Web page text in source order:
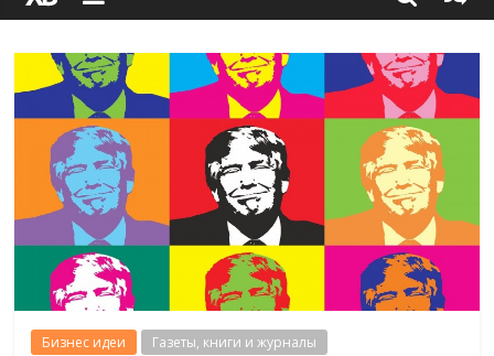
здорового питания
Бизнес идеи Газеты, книги и журналы